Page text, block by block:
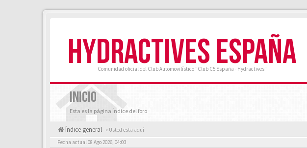
HYDRACTIVES ESPAÑA
Comunidad oficial del Club Automovilístico "Club C5 España - Hydractives"
INICIO
Esta es la página índice del foro
Índice general « Usted esta aquí
Fecha actual 08 Ago 2026, 04:03